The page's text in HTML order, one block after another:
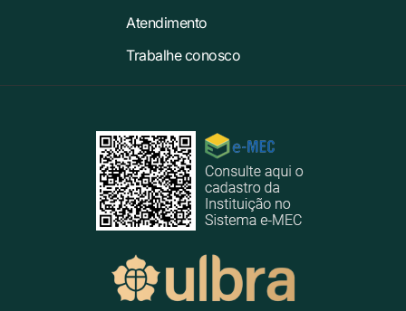
Atendimento
Trabalhe conosco